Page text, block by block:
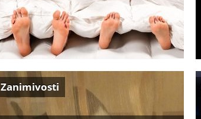
Zanimivosti